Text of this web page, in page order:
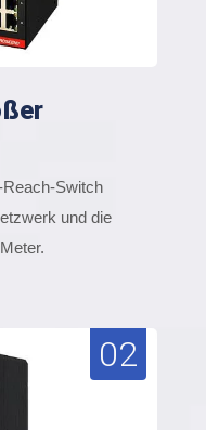
Switch
und die
02